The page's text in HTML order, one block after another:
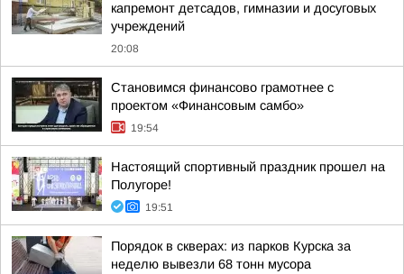
капремонт детсадов, гимназии и досуговых
учреждений
20:08
Становимся финансово грамотнее с
проектом «Финансовым самбо»
19:54
Настоящий спортивный праздник прошел на
Полугоре!
19:51
Порядок в скверах: из парков Курска за
неделю вывезли 68 тонн мусора